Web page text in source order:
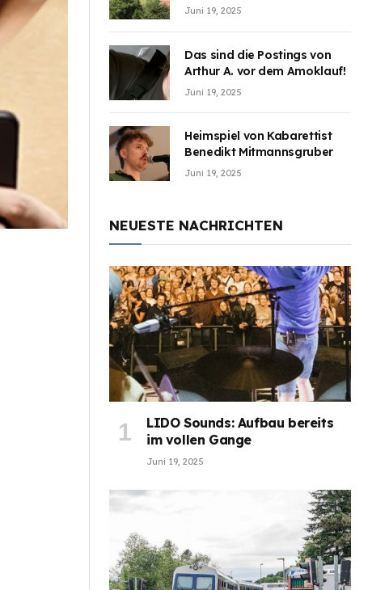
Sicherheitsdiskussion an
Juni 19, 2025
Das sind die Postings von
Arthur A. vor dem Amoklauf!
Juni 19, 2025
Heimspiel von Kabarettist
Benedikt Mitmannsgruber
Juni 19, 2025
NEUESTE NACHRICHTEN
LIDO Sounds: Aufbau bereits
im vollen Gange
Juni 19, 2025